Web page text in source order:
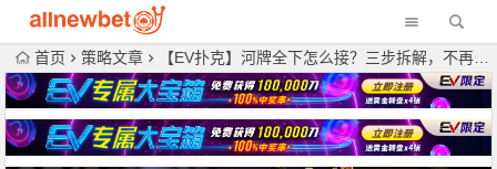
首页 策略文章 【EV扑克】河牌全下怎么接？三步拆解，不再被“唬”走